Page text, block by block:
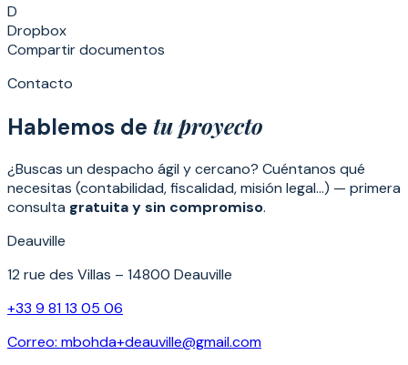
D
Dropbox
Compartir documentos
Contacto
Hablemos de tu proyecto
¿Buscas un despacho ágil y cercano? Cuéntanos qué
necesitas (contabilidad, fiscalidad, misión legal…) — primera
consulta gratuita y sin compromiso.
Deauville
12 rue des Villas – 14800 Deauville
+33 9 81 13 05 06
Correo: mbohda+deauville@gmail.com